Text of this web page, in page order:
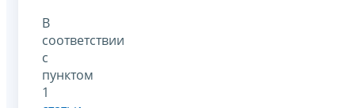
В
соответствии
с
пунктом
1